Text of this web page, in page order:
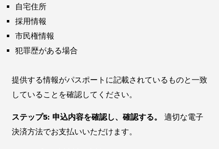
自宅住所
採用情報
市民権情報
犯罪歴がある場合
提供する情報がパスポートに記載されているものと一致
していることを確認してください。
ステップ5: 申込内容を確認し、確認する。
適切な電子
決済方法でお支払いいただけます。